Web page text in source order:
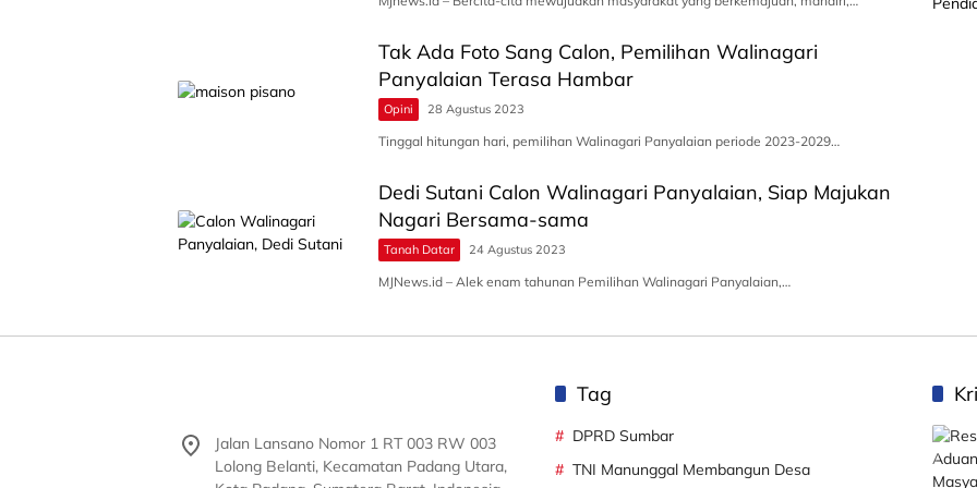
Tak Ada Foto Sang Calon, Pemilihan Walinagari
Panyalaian Terasa Hambar
Opini 28 Agustus 2023
Tinggal hitungan hari, pemilihan Walinagari Panyalaian periode 2023-2029…
Dedi Sutani Calon Walinagari Panyalaian, Siap Majukan
Nagari Bersama-sama
Tanah Datar 24 Agustus 2023
MJNews.id – Alek enam tahunan Pemilihan Walinagari Panyalaian,…
Jalan Lansano Nomor 1 RT 003 RW 003
Lolong Belanti, Kecamatan Padang Utara,
Tag
DPRD Sumbar
TNI Manunggal Membangun Desa